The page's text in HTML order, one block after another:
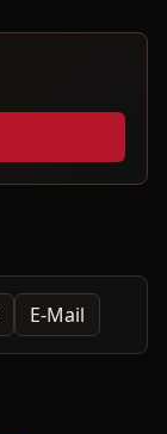
E-Mail